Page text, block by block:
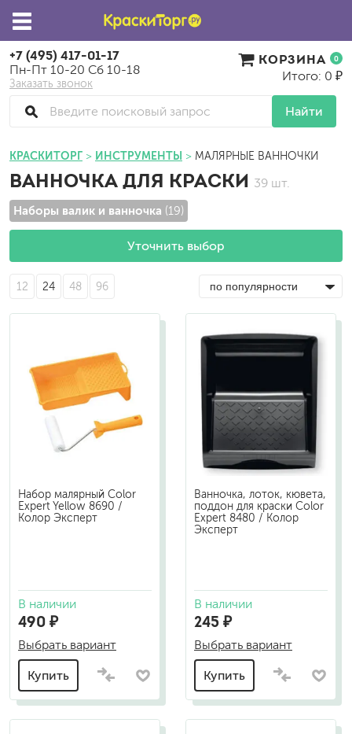
+7 (495) 417-01-17
Пн-Пт 10-20 Сб 10-18
Заказать звонок
Найти
КОРЗИНА 0
Итого: 0 ₽
КРАСКИТОРГ ИНСТРУМЕНТЫ МАЛЯРНЫЕ ВАННОЧКИ
ВАННОЧКА ДЛЯ КРАСКИ 39 шт.
Наборы валик и ванночка (19)
Уточнить выбор
12 24 48 96
Набор малярный Color
Expert Yellow 8690 /
Колор Эксперт
В наличии
490 ₽
Выбрать вариант
Купить
Ванночка, лоток, кювета,
поддон для краски Color
Expert 8480 / Колор
Эксперт
В наличии
245 ₽
Выбрать вариант
Купить